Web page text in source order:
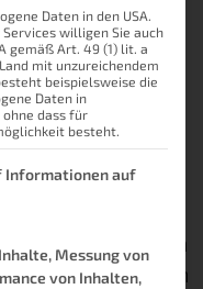
ganz einfach
dem Zuhause
schaue gerne
steuere auf
noch
die das Leben
richtig angenehm
Daten in den USA.
willigen Sie auch
gemäß Art. 49 (1) lit. a
mit unzureichendem
beispielsweise die
Daten in
dass für
besteht.
Zwecke des IAB
Informationen auf
Messung von
von Inhalten,